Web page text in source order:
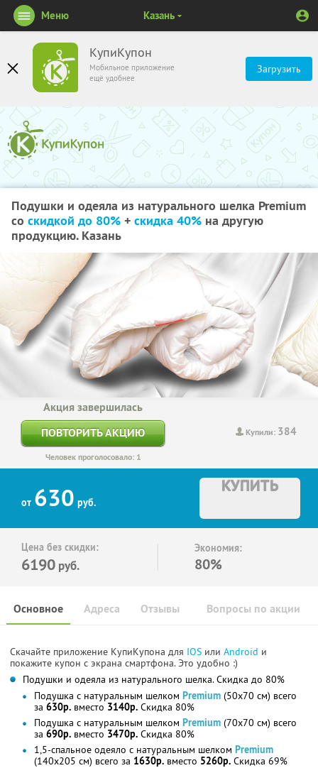
КупиКупон
Мобильное приложение
ещё удобнее
Загрузить
Меню Казань
Подушки и одеяла из натурального шелка Premium
со скидкой до 80% + скидка 40% на другую
продукцию. Казань
Купили: 384
Акция завершилась
ПОВТОРИТЬ АКЦИЮ
Человек проголосовало: 1
от 630 руб.
КУПИТЬ
Цена без скидки:
6190 руб.
Экономия:
80%
Основное Отзывы Вопросы по акции
Адреса
Скачайте приложение КупиКупона для IOS или Android и
покажите купон с экрана смартфона. Это удобно :)
Подушки и одеяла из натурального шелка. Скидка до 80%
Подушка с натуральным шелком Premium (50х70 см) всего
за 630р. вместо 3140р. Скидка 80%
Подушка с натуральным шелком Premium (70х70 см) всего
за 690р. вместо 3470р. Скидка 80%
1,5-спальное одеяло с натуральным шелком Premium
(140х205 см) всего за 1630р. вместо 5260р. Скидка 69%